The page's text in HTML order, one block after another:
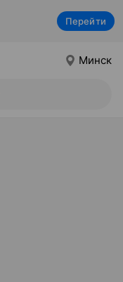
Перейти
Минск